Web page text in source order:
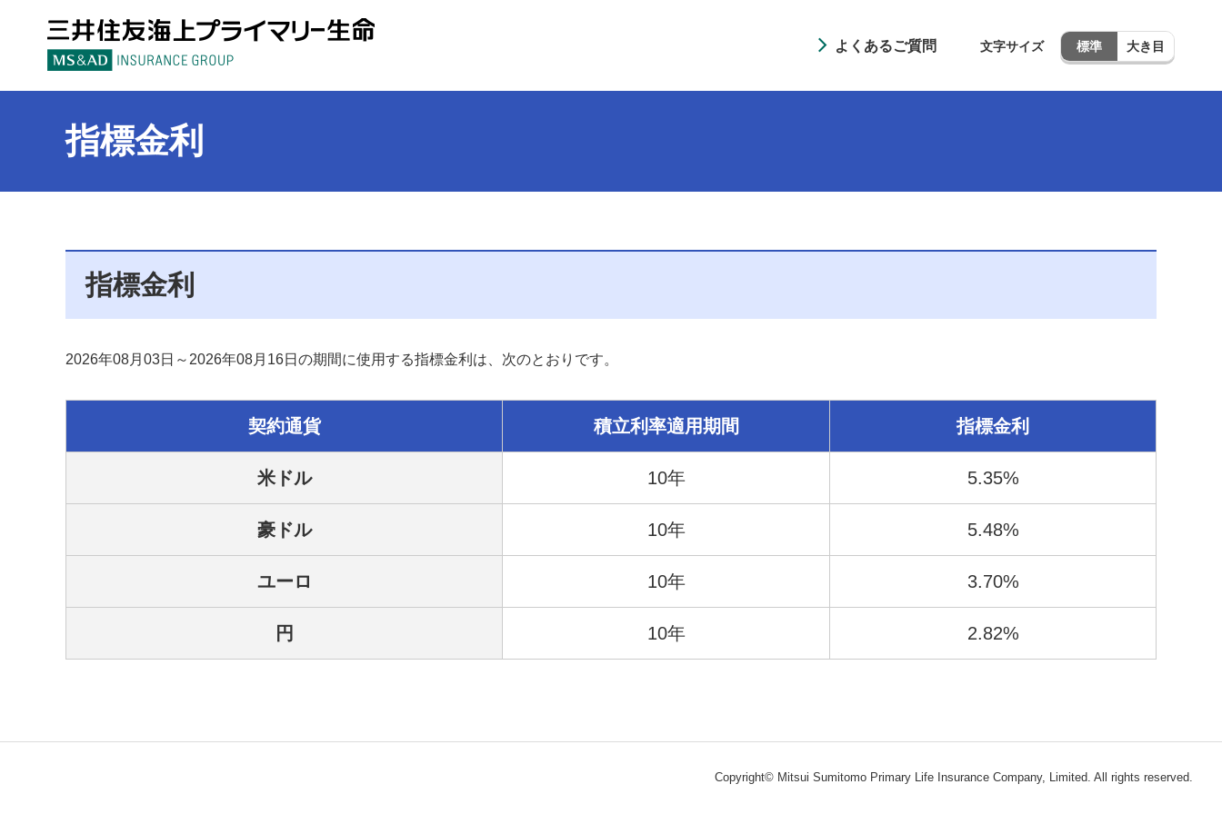
よくあるご質問 文字サイズ 標準 大き目
指標金利
指標金利
2026年08月03日～2026年08月16日の期間に使用する指標金利は、次のとおりです。
契約通貨 積立利率適用期間 指標金利
米ドル 10年 5.35%
豪ドル 10年 5.48%
ユーロ 10年 3.70%
円 10年 2.82%
Copyright© Mitsui Sumitomo Primary Life Insurance Company, Limited. All rights reserved.